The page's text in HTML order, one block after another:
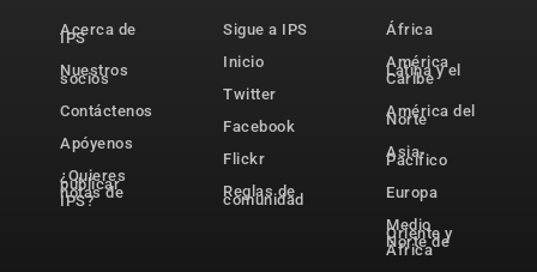
Acerca de
IPS
Nuestros
socios
Contáctenos
Apóyenos
¿Quieres
publicar
notas de
IPS?
Sigue a IPS
Inicio
Twitter
Facebook
Flickr
Reglas de
comunidad
África
América
Latina y el
Caribe
América del
Norte
Asia-
Pacífico
Europa
Medio
Oriente y
Norte de
África